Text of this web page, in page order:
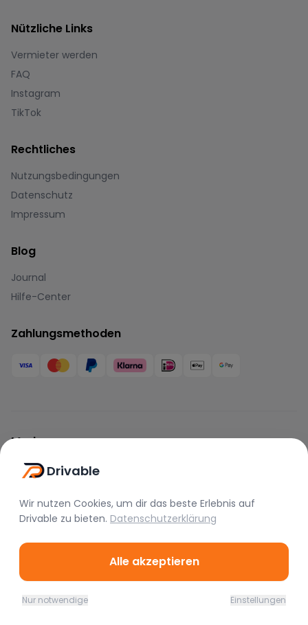
Nützliche Links
Vermieter werden
FAQ
Instagram
TikTok
Rechtliches
Nutzungsbedingungen
Datenschutz
Impressum
Blog
Journal
Hilfe-Center
Zahlungsmethoden
Marken
BMW
McLaren
Tesla
Range Rover
Bentley
Aston Martin
Maserati
Alfa Romeo
Drivable
Wir nutzen Cookies, um dir das beste Erlebnis auf
Drivable zu bieten. Datenschutzerklärung
Alle akzeptieren
Nur notwendige Einstellungen